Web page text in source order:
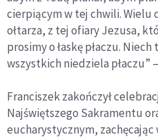
cierpiącym w tej chwili. Wielu
ołtarza, z tej ofiary Jezusa,
prosimy o łaskę płaczu.
wszystkich niedziela płaczu”
Franciszek zakończył
Najświętszego Sakramentu
eucharystycznym,